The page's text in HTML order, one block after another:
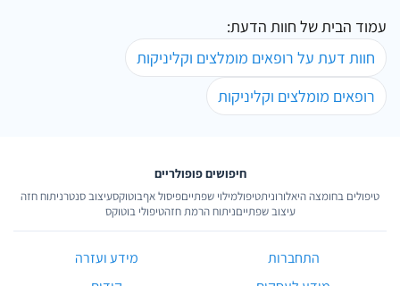
עמוד הבית של חוות הדעת:
חוות דעת על רופאים מומלצים וקליניקות
רופאים מומלצים וקליניקות
חיפושים פופולריים
טיפולים בחומצה היאלורוניתטיפולמילוי שפתייםפיסול אףבוטוקסעיצוב סנטרניתוח חזה
עיצוב שפתייםניתוח הרמת חזהטיפולי בוטוקס
התחברות
מידע ועזרה